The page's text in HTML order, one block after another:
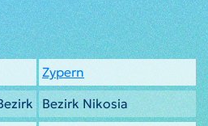
Zypern
Bezirk Nikosia